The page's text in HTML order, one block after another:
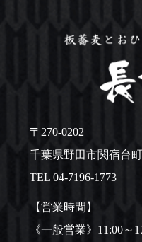
〒270-0202
千葉県野田市関宿台
TEL04-7196-1773
【営業時間】
《一般営業》11:00